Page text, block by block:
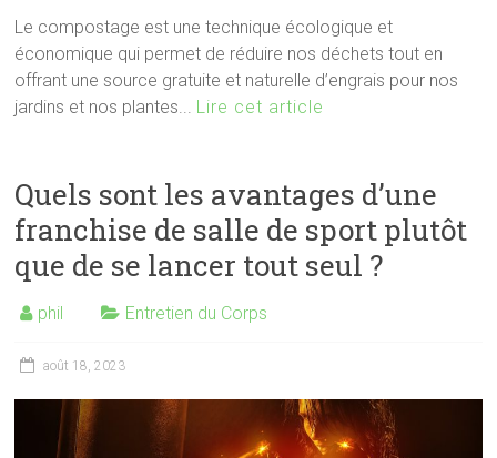
Le compostage est une technique écologique et
économique qui permet de réduire nos déchets tout en
offrant une source gratuite et naturelle d’engrais pour nos
jardins et nos plantes... Lire cet article
Quels sont les avantages d’une
franchise de salle de sport plutôt
que de se lancer tout seul ?
phil Entretien du Corps
août 18, 2023